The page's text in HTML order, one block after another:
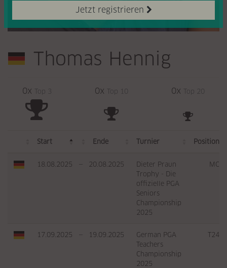
Thomas Hennig
0x Top 3 0x Top 10 0x Top 20
Start Ende Turnier Position
18.08.2025 — 20.08.2025
Dieter Praun
Trophy - Die
offizielle PGA
Seniors
Championship
2025
MC
17.09.2025 — 19.09.2025
German PGA
Teachers
Championship
2025
T24
Jetzt registrieren